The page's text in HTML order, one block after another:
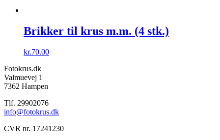
Brikker til krus m.m. (4 stk.)
kr.70.00
Fotokrus.dk
Valmuevej 1
7362 Hampen
Tlf. 29902076
info@fotokrus.dk
CVR nr. 17241230